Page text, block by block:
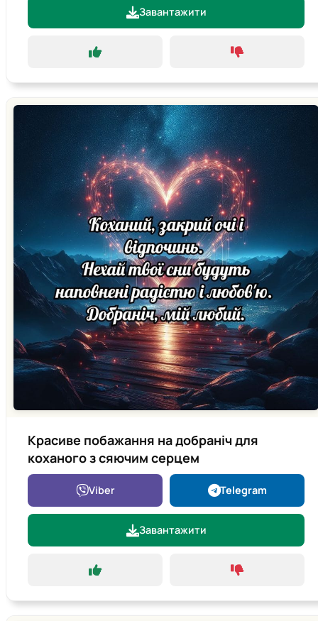
Завантажити
Красиве побажання на добраніч для
коханого з сяючим серцем
Viber Telegram
Завантажити